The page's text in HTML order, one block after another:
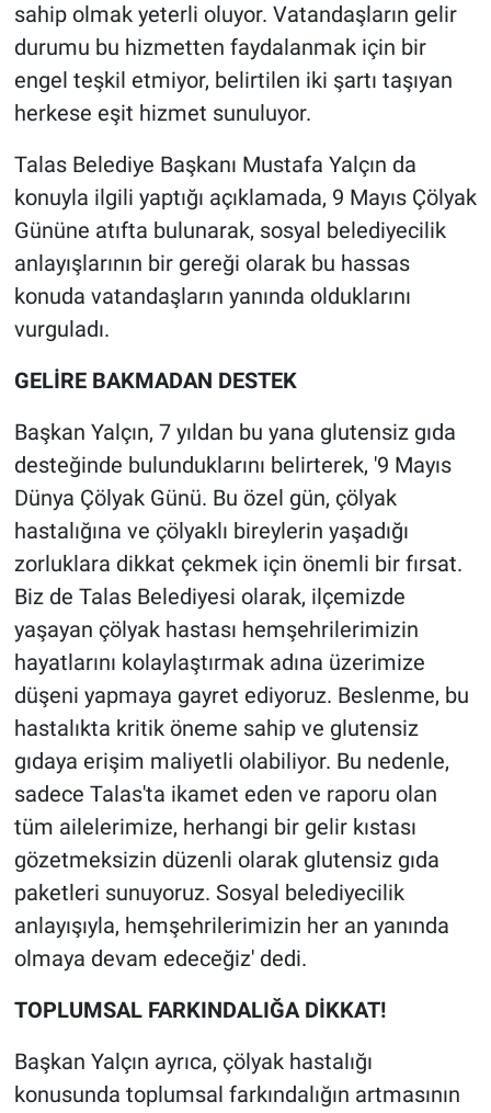
sahip olmak yeterli oluyor. Vatandaşların gelir
durumu bu hizmetten faydalanmak için bir
engel teşkil etmiyor, belirtilen iki şartı taşıyan
herkese eşit hizmet sunuluyor.
Talas Belediye Başkanı Mustafa Yalçın da
konuyla ilgili yaptığı açıklamada, 9 Mayıs Çölyak
Gününe atıfta bulunarak, sosyal belediyecilik
anlayışlarının bir gereği olarak bu hassas
konuda vatandaşların yanında olduklarını
vurguladı.
GELİRE BAKMADAN DESTEK
Başkan Yalçın, 7 yıldan bu yana glutensiz gıda
desteğinde bulunduklarını belirterek, '9 Mayıs
Dünya Çölyak Günü. Bu özel gün, çölyak
hastalığına ve çölyaklı bireylerin yaşadığı
zorluklara dikkat çekmek için önemli bir fırsat.
Biz de Talas Belediyesi olarak, ilçemizde
yaşayan çölyak hastası hemşehrilerimizin
hayatlarını kolaylaştırmak adına üzerimize
düşeni yapmaya gayret ediyoruz. Beslenme, bu
hastalıkta kritik öneme sahip ve glutensiz
gıdaya erişim maliyetli olabiliyor. Bu nedenle,
sadece Talas'ta ikamet eden ve raporu olan
tüm ailelerimize, herhangi bir gelir kıstası
gözetmeksizin düzenli olarak glutensiz gıda
paketleri sunuyoruz. Sosyal belediyecilik
anlayışıyla, hemşehrilerimizin her an yanında
olmaya devam edeceğiz' dedi.
TOPLUMSAL FARKINDALIĞA DİKKAT!
Başkan Yalçın ayrıca, çölyak hastalığı
konusunda toplumsal farkındalığın artmasının